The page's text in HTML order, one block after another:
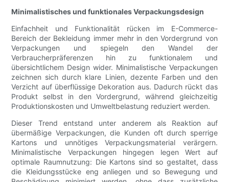
Minimalistisches und funktionales Verpackungsdesign
Einfachheit und Funktionalität rücken im E-Commerce-
Bereich der Bekleidung immer mehr in den Vordergrund von
Verpackungen und spiegeln den Wandel der
Verbraucherpräferenzen hin zu funktionalem und
übersichtlichem Design wider. Minimalistische Verpackungen
zeichnen sich durch klare Linien, dezente Farben und den
Verzicht auf überflüssige Dekoration aus. Dadurch rückt das
Produkt selbst in den Vordergrund, während gleichzeitig
Produktionskosten und Umweltbelastung reduziert werden.
Dieser Trend entstand unter anderem als Reaktion auf
übermäßige Verpackungen, die Kunden oft durch sperrige
Kartons und unnötiges Verpackungsmaterial verärgern.
Minimalistische Verpackungen hingegen legen Wert auf
optimale Raumnutzung: Die Kartons sind so gestaltet, dass
die Kleidungsstücke eng anliegen und so Bewegung und